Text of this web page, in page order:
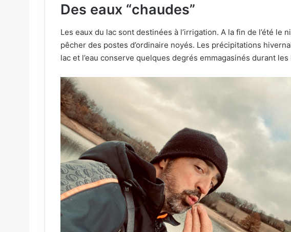
Des eaux “chaudes”
Les eaux du lac sont destinées à l’irrigation. A la fin de l’été le
pêcher des postes d’ordinaire noyés. Les précipitations
lac et l’eau conserve quelques degrés emmagasinés durant